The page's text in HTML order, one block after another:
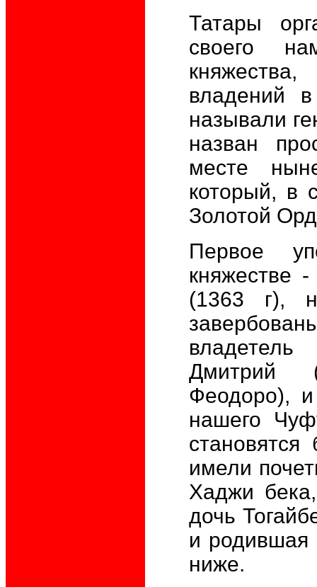
Татары
своего
владений
называли
назван
месте
который, в
Золотой
Первое
княжестве
(1363 г),
Дмитрий
Феодоро), и
нашего
имели
Хаджи
дочь
и родившая
ниже.